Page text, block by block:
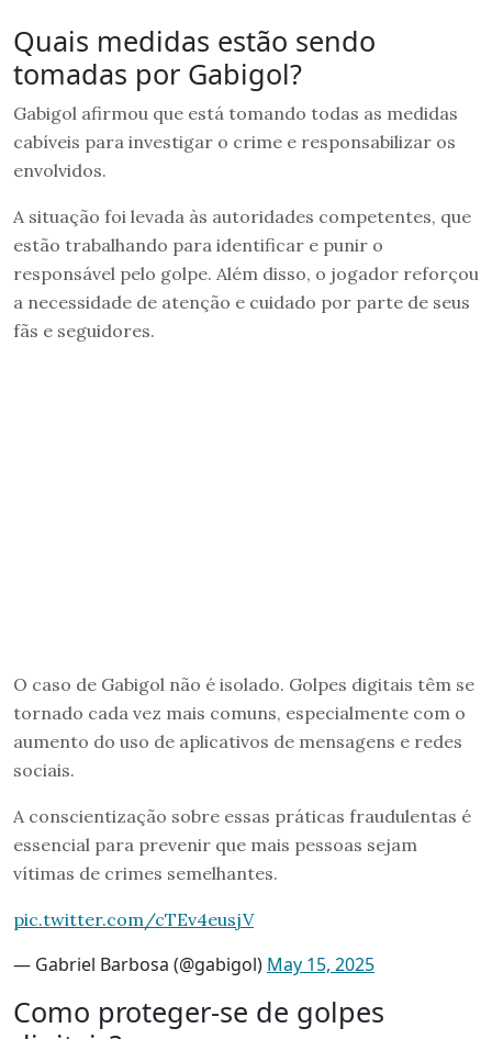
Quais medidas estão sendo
tomadas por Gabigol?
Gabigol afirmou que está tomando todas as medidas
cabíveis para investigar o crime e responsabilizar os
envolvidos.
A situação foi levada às autoridades competentes, que
estão trabalhando para identificar e punir o
responsável pelo golpe. Além disso, o jogador reforçou
a necessidade de atenção e cuidado por parte de seus
fãs e seguidores.
O caso de Gabigol não é isolado. Golpes digitais têm se
tornado cada vez mais comuns, especialmente com o
aumento do uso de aplicativos de mensagens e redes
sociais.
A conscientização sobre essas práticas fraudulentas é
essencial para prevenir que mais pessoas sejam
vítimas de crimes semelhantes.
pic.twitter.com/cTEv4eusjV
— Gabriel Barbosa (@gabigol) May 15, 2025
Como proteger-se de golpes